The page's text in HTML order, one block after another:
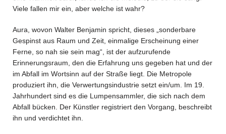
Viele fallen mir ein, aber welche ist wahr?
Aura, wovon Walter Benjamin spricht, dieses „sonderbare
Gespinst aus Raum und Zeit, einmalige Erscheinung einer
Ferne, so nah sie sein mag“, ist der aufzurufende
Erinnerungsraum, den die Erfahrung uns gegeben hat und der
im Abfall im Wortsinn auf der Straße liegt. Die Metropole
produziert ihn, die Verwertungsindustrie setzt ein/um. Im 19.
Jahrhundert sind es die Lumpensammler, die sich nach dem
Abfall bücken. Der Künstler registriert den Vorgang, beschreibt
ihn und verdichtet ihn.